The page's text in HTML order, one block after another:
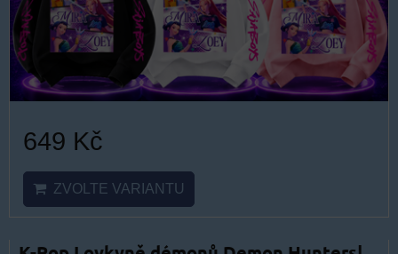
649 Kč
ZVOLTE VARIANTU